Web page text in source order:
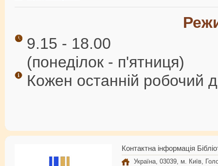
9.15 - 18.00
(понеділок - п'ятниця)
Кожен останній робочий
Контактна інформація
Україна, 03039, м. Київ,